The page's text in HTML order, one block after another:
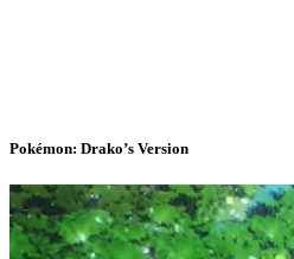
Pokémon: Drako’s Version